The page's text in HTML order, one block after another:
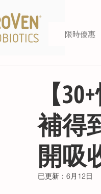
限時優惠
【
補得
開吸
已更新： 6月12日